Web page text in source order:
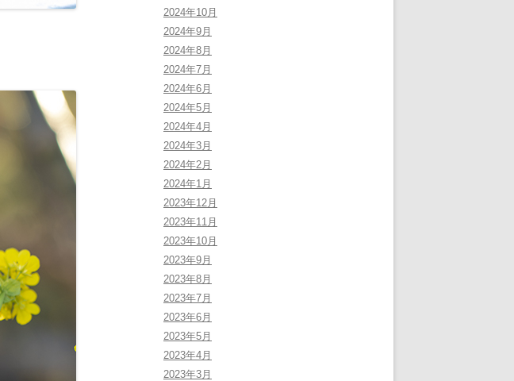
2024年10月
2024年9月
2024年8月
2024年7月
2024年6月
2024年5月
2024年4月
2024年3月
2024年2月
2024年1月
2023年12月
2023年11月
2023年10月
2023年9月
2023年8月
2023年7月
2023年6月
2023年5月
2023年4月
2023年3月